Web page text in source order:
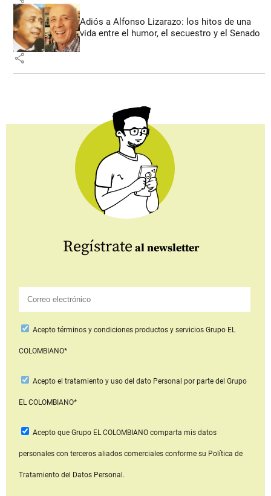
Adiós a Alfonso Lizarazo: los hitos de una
vida entre el humor, el secuestro y el Senado
share
Regístrate al newsletter
Aceptotérminos y condiciones productos y serviciosGrupo EL
COLOMBIANO*
Acepto el tratamiento y uso del dato Personal por parte del Grupo
EL COLOMBIANO*
Acepto que Grupo EL COLOMBIANOcomparta mis datos
personales con terceros aliados comerciales conforme su Política de
Tratamiento del Datos Personal.